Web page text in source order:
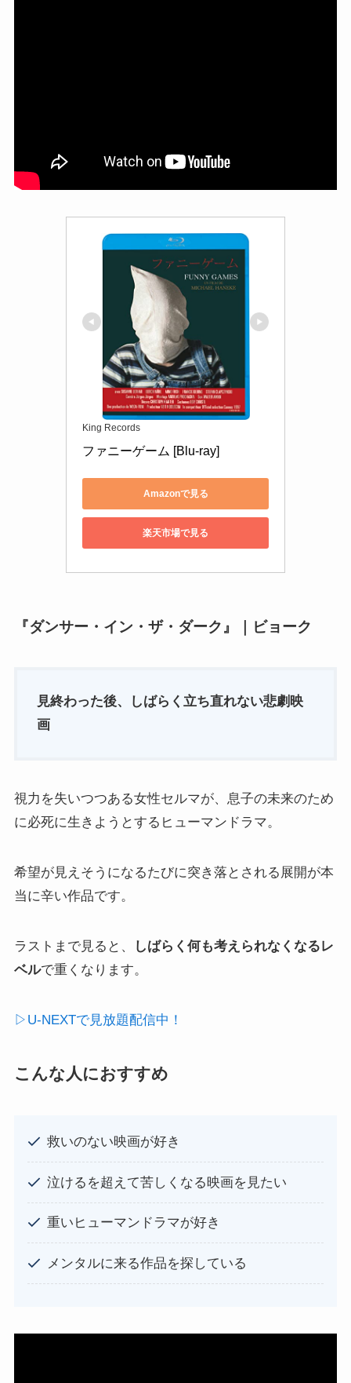
King Records
ファニーゲーム [Blu-ray]
Amazonで見る
楽天市場で見る
『ダンサー・イン・ザ・ダーク』｜ビョーク
見終わった後、しばらく立ち直れない悲劇映
画
視力を失いつつある女性セルマが、息子の未来のため
に必死に生きようとするヒューマンドラマ。
希望が見えそうになるたびに突き落とされる展開が本
当に辛い作品です。
ラストまで見ると、
しばらく何も考えられなくなるレ
ベルで重くなります。
▷U-NEXTで見放題配信中！
こんな人におすすめ
救いのない映画が好き
泣けるを超えて苦しくなる映画を見たい
重いヒューマンドラマが好き
メンタルに来る作品を探している